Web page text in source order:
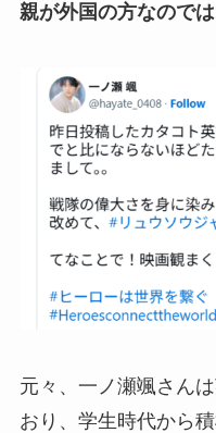
親が外国の方なので
元々、一ノ瀬颯さん
おり、学生時代から